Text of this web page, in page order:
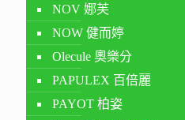
NOV 娜芙
NOW 健而婷
Olecule 奧樂分
PAPULEX 百倍麗
PAYOT 柏姿